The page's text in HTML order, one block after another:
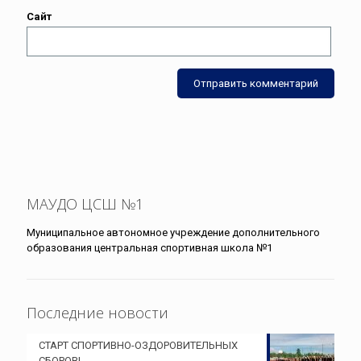
Сайт
МАУДО ЦСШ №1
Муниципальное автономное учреждение дополнительного
образования центральная спортивная школа №1
Последние новости
СТАРТ СПОРТИВНО-ОЗДОРОВИТЕЛЬНЫХ